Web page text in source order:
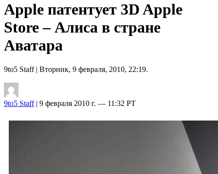
Apple патентует 3D Apple
Store – Алиса в стране
Аватара
9to5 Staff| Вторник, 9 февраля, 2010, 22:19.
9to5 Staff| 9 февраля 2010 г. — 11:32 PT